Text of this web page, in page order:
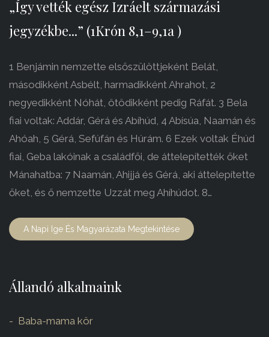
„Így vették egész Izráelt származási
jegyzékbe...” (1Krón 8,1–9,1a )
1 Benjámin nemzette elsőszülöttjeként Belát,
másodikként Asbélt, harmadikként Ahrahot, 2
negyedikként Nóhát, ötödikként pedig Ráfát. 3 Bela
fiai voltak: Addár, Gérá és Abíhúd, 4 Abísúa, Naamán és
Ahóah, 5 Gérá, Sefúfán és Húrám. 6 Ezek voltak Éhúd
fiai, Geba lakóinak a családfői, de áttelepítették őket
Mánahatba: 7 Naamán, Ahijjá és Gérá, aki áttelepítette
őket, és ő nemzette Uzzát meg Ahíhúdot. 8…
A Napi Ige És Magyarázata Megtekintése
Állandó alkalmaink
Baba-mama kör